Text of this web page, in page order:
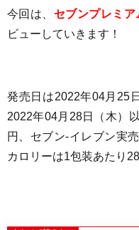
今回は、 セブンプレミア
ビューしていきます！
発売日は2022年04月25
2022年04月28日（木）
円
、セブン-イレブン実
カロリーは1包装あたり